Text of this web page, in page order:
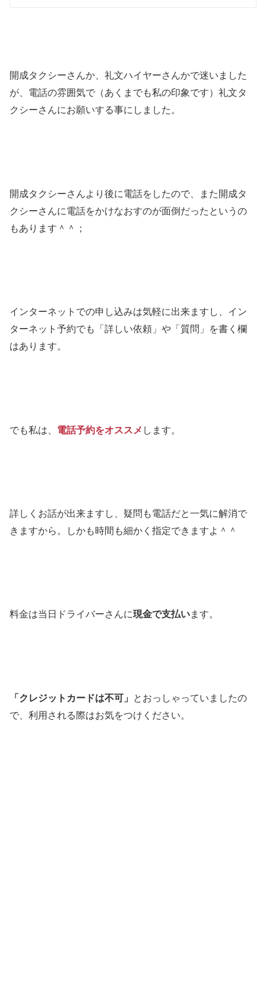
開成タクシーさんか、礼文ハイヤーさんかで迷いました
が、電話の雰囲気で（あくまでも私の印象です）礼文タ
クシーさんにお願いする事にしました。
開成タクシーさんより後に電話をしたので、また開成タ
クシーさんに電話をかけなおすのが面倒だったというの
もあります＾＾；
インターネットでの申し込みは気軽に出来ますし、イン
ターネット予約でも「詳しい依頼」や「質問」を書く欄
はあります。
でも私は、 電話予約をオススメ します。
詳しくお話が出来ますし、疑問も電話だと一気に解消で
きますから。しかも時間も細かく指定できますよ＾＾
料金は当日ドライバーさんに現金で支払います。
「クレジットカードは不可」 とおっしゃっていましたの
で、利用される際はお気をつけください。